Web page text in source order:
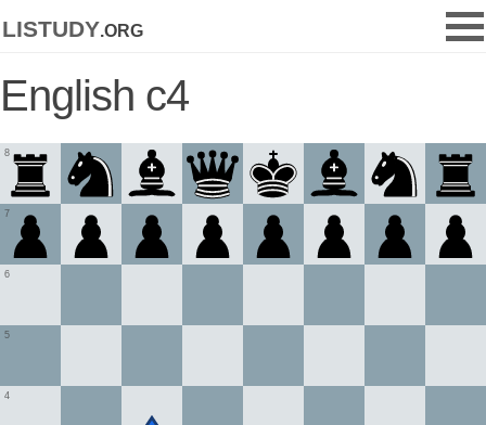
listudy.org
English c4
4
5
6
7
8